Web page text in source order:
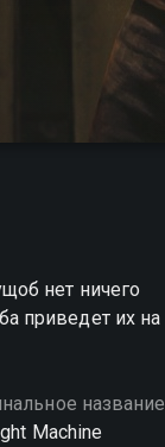
нет ничего
приведет их на
название
Machine